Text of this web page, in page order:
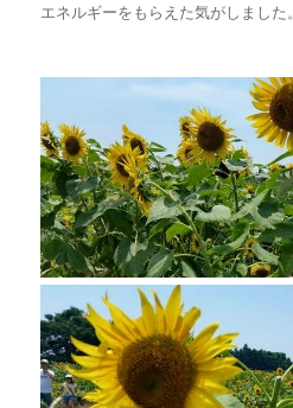
エネルギーをもらえた気がしました。